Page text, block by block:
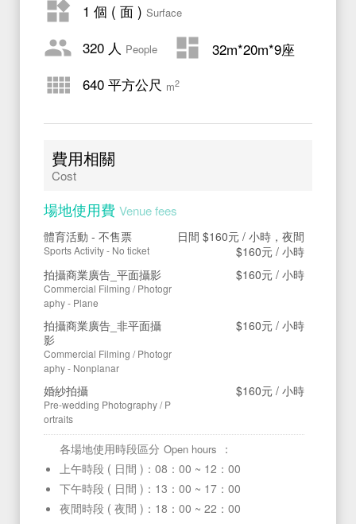
1 個 ( 面 ) Surface
320 人 People
32m*20m*9座
640 平方公尺 m2
費用相關
Cost
場地使用費 Venue fees
體育活動 - 不售票
Sports Activity - No ticket
日間 $160元 / 小時，夜間
$160元 / 小時
拍攝商業廣告_平面攝影
Commercial Filming / Photogr
aphy - Plane
$160元 / 小時
拍攝商業廣告_非平面攝
影
Commercial Filming / Photogr
aphy - Nonplanar
$160元 / 小時
婚紗拍攝
Pre-wedding Photography / P
ortraits
$160元 / 小時
各場地使用時段區分 Open hours
：
上午時段 ( 日間 )：08：00 ~ 12：00
下午時段 ( 日間 )：13：00 ~ 17：00
夜間時段 ( 夜間 )：18：00 ~ 22：00